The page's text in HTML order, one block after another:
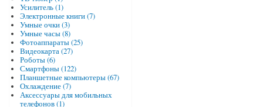
Усилитель (1)
Электронные книги (7)
Умные очки (3)
Умные часы (8)
Фотоаппараты (25)
Видеокарта (27)
Роботы (6)
Смартфоны (122)
Планшетные компьютеры (67)
Охлаждение (7)
Аксессуары для мобильных
телефонов (1)